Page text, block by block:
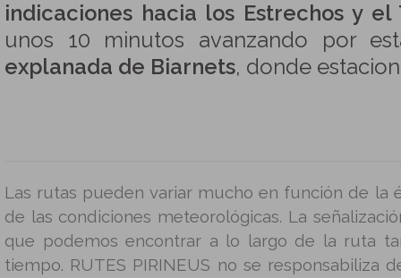
indicaciones hacia los Estrechos y el
unos 10 minutos avanzando por
explanada de Biarnets, donde
Las rutas pueden variar mucho en función de la
de las condiciones meteorológicas. La
que podemos encontrar a lo largo de la ruta
tiempo. RUTES PIRINEUS no se responsabiliza